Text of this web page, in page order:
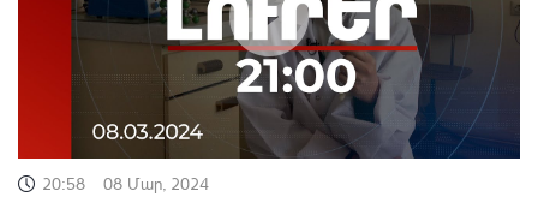
20:58 08 Մար, 2024